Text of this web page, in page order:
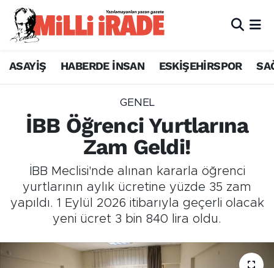
ASAYİŞ HABERDE İNSAN ESKİŞEHİRSPOR
GENEL
İBB Öğrenci Yurtlarına
Zam Geldi!
İBB Meclisi'nde alınan kararla öğrenci
yurtlarının aylık ücretine yüzde 35 zam
yapıldı. 1 Eylül 2026 itibarıyla geçerli olacak
yeni ücret 3 bin 840 lira oldu.